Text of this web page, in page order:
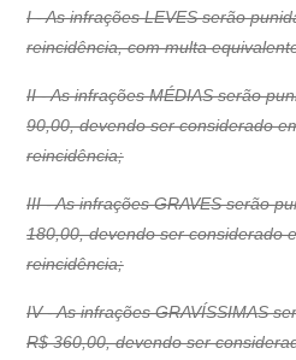
I - As infrações LEVES serão
reincidência, com multa
II - As infrações MÉDIAS serão
90,00, devendo ser considerado
reincidência;
III - As infrações GRAVES serão
180,00, devendo ser considerado
reincidência;
IV - As infrações GRAVÍSSIMAS
R$ 360,00, devendo ser